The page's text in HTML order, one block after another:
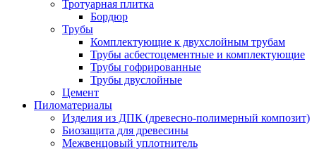
Тротуарная плитка
Бордюр
Трубы
Комплектующие к двухслойным трубам
Трубы асбестоцементные и комплектующие
Трубы гофрированные
Трубы двуслойные
Цемент
Пиломатериалы
Изделия из ДПК (древесно-полимерный композит)
Биозащита для древесины
Межвенцовый уплотнитель